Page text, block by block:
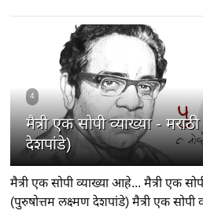
4
मैत्री एक सोपी व्याख्या -
देशपांडे)
मैत्री एक सोपी व्याख्या आहे... मैत्री एक
(पुरुषोत्तम लक्ष्मण देशपांडे) मैत्री एक सोपी